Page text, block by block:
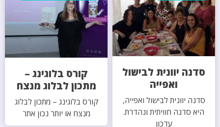
סדנה יוונית לבישול
ואפייה
סדנה יוונית לבישול ואפייה,
היא סדנה חוויתית ונהדרת.
עדכון
קורס בלוגינג –
מתכון לבלוג מנצח
קורס בלוגינג – מתכון לבלוג
מנצח או יותר נכון אתר